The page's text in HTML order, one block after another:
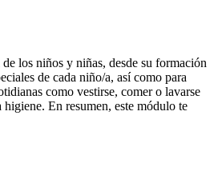
los niños y niñas, desde su formación
de cada niño/a, así como para
como vestirse, comer o lavarse
En resumen, este módulo te